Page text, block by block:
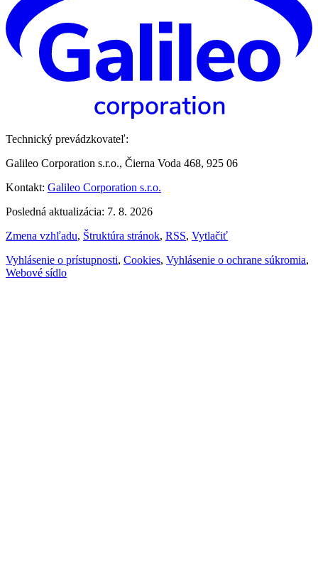
Technický prevádzkovateľ:
Galileo Corporation s.r.o., Čierna Voda 468, 925 06
Kontakt: Galileo Corporation s.r.o.
Posledná aktualizácia: 7. 8. 2026
Zmena vzhľadu, Štruktúra stránok, RSS, Vytlačiť
Vyhlásenie o prístupnosti, Cookies, Vyhlásenie o ochrane súkromia,
Webové sídlo